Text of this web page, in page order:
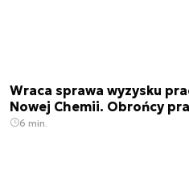
Wraca sprawa wyzysku
Nowej Chemii. Obrońcy
6 min.